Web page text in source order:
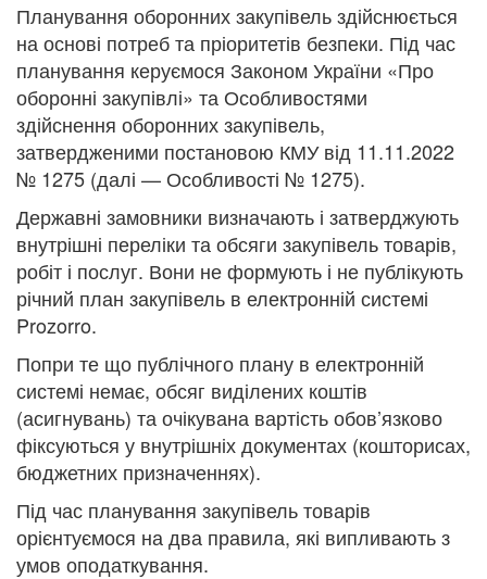
Планування оборонних закупівель здійснюється
на основі потреб та пріоритетів безпеки. Під час
планування керуємося Законом України «Про
оборонні закупівлі» та Особливостями
здійснення оборонних закупівель,
затвердженими постановою КМУ від 11.11.2022
№ 1275 (далі — Особливості № 1275).
Державні замовники визначають і затверджують
внутрішні переліки та обсяги закупівель товарів,
робіт і послуг. Вони не формують і не публікують
річний план закупівель в електронній системі
Prozorro.
Попри те що публічного плану в електронній
системі немає, обсяг виділених коштів
(асигнувань) та очікувана вартість обов’язково
фіксуються у внутрішніх документах (кошторисах,
бюджетних призначеннях).
Під час планування закупівель товарів
орієнтуємося на два правила, які випливають з
умов оподаткування.